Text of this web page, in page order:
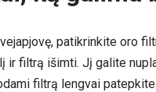
patikrinkite oro
ir filtrą išimti. Jį galite
filtrą lengvai